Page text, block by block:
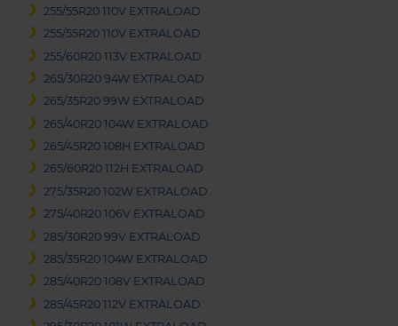
255/55R20 110V EXTRALOAD
255/55R20 110V EXTRALOAD
255/60R20 113V EXTRALOAD
265/30R20 94W EXTRALOAD
265/35R20 99W EXTRALOAD
265/40R20 104W EXTRALOAD
265/45R20 108H EXTRALOAD
265/60R20 112H EXTRALOAD
275/35R20 102W EXTRALOAD
275/40R20 106V EXTRALOAD
285/30R20 99V EXTRALOAD
285/35R20 104W EXTRALOAD
285/40R20 108V EXTRALOAD
285/45R20 112V EXTRALOAD